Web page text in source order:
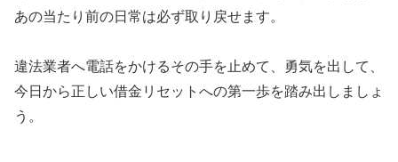
あの当たり前の日常は必ず取り戻せます。
違法業者へ電話をかけるその手を止めて、勇気を出して、
今日から正しい借金リセットへの第一歩を踏み出しましょ
う。